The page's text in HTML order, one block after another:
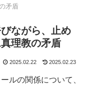
矛盾
ながら、止め
理教の矛盾
2025.02.22 2025.02.23
ルの関係について、